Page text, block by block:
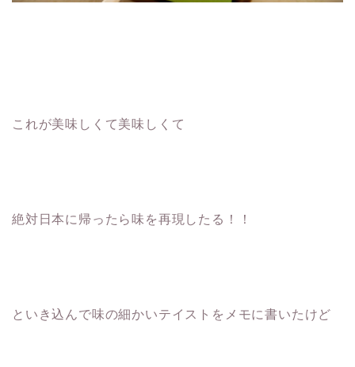
これが美味しくて美味しくて
絶対日本に帰ったら味を再現したる！！
といき込んで味の細かいテイストをメモに書いたけど